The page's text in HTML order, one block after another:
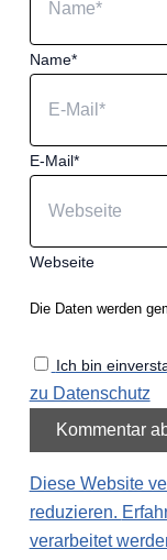
Name*
E-Mail*
Webseite
Die Daten werden
Ich bin
zu Datenschutz
Diese Website
reduzieren.
verarbeitet